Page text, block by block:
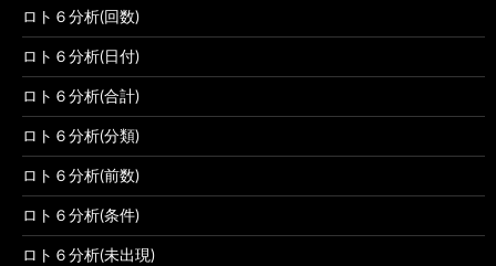
ロト６分析(回数)
ロト６分析(日付)
ロト６分析(合計)
ロト６分析(分類)
ロト６分析(前数)
ロト６分析(条件)
ロト６分析(未出現)